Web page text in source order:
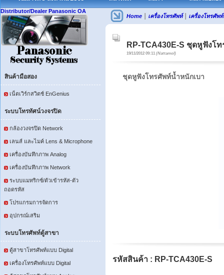
Distributor/Dealer Panasonic OA
สินค้ามือสอง
เน็ตเวิร์กสวิตช์ EnGenius
ระบบโทรทัศน์วงจรปิด
กล้องวงจรปิด Network
เลนส์ และไมค์ Lens & Microphone
เครื่องบันทึกภาพ Analog
เครื่องบันทึกภาพ Network
ระบบแมทริกซ์/ตัวเข้ารหัส-ตัว
ถอดรหัส
โปรแกรมการจัดการ
อุปกรณ์เสริม
ระบบโทรศัพท์ตู้สาขา
ตู้สาขาโทรศัพท์แบบ Digital
เครื่องโทรศัพท์แบบ Digital
Home | เครื่องโทรศัพท์ | เครื่องโทรศัพ
RP-TCA430E-S ชุดหูฟังโ
19/11/2012 09:11 (Nattamol)
ชุดหูฟังโทรศัพท์น้ำหนักเบา
รหัสสินค้า : RP-TCA430E-S